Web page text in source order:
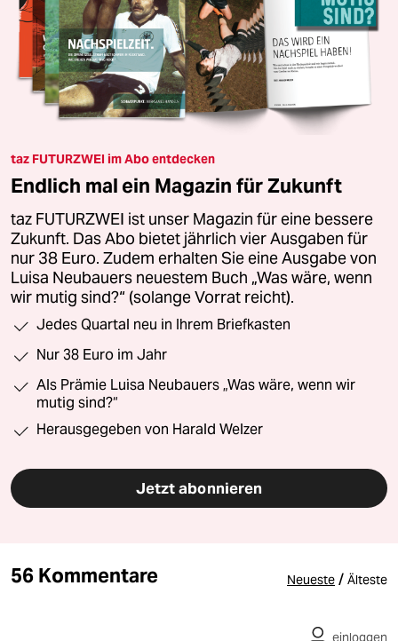
taz FUTURZWEI im Abo entdecken
Endlich mal ein Magazin für Zukunft
taz FUTURZWEI ist unser Magazin für eine bessere
Zukunft. Das Abo bietet jährlich vier Ausgaben für
nur 38 Euro. Zudem erhalten Sie eine Ausgabe von
Luisa Neubauers neuestem Buch „Was wäre, wenn
wir mutig sind?“ (solange Vorrat reicht).
Jedes Quartal neu in Ihrem Briefkasten
Nur 38 Euro im Jahr
Als Prämie Luisa Neubauers „Was wäre, wenn wir
mutig sind?“
Herausgegeben von Harald Welzer
Jetzt abonnieren
56 Kommentare Neueste / Älteste
einloggen